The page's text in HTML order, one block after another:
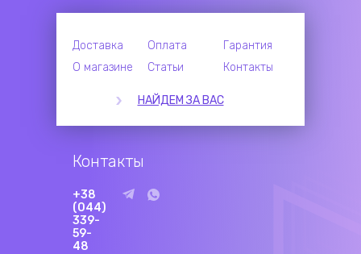
Доставка Оплата
Гарантия
О магазине
Статьи Контакты
НАЙДЕМ ЗА ВАС
Контакты
+38
(044)
339-
59-
48